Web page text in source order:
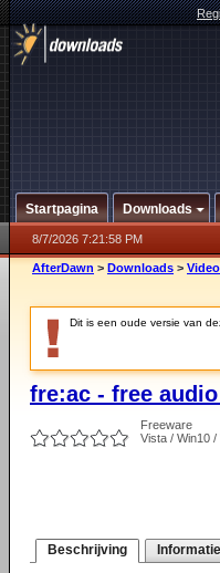
Startpagina Downloads
8/7/2026 7:21:58 PM
AfterDawn > Downloads >
Dit is een oude versie van
fre:ac - free
Freeware
Vista / Win10 /
Beschrijving Informatie